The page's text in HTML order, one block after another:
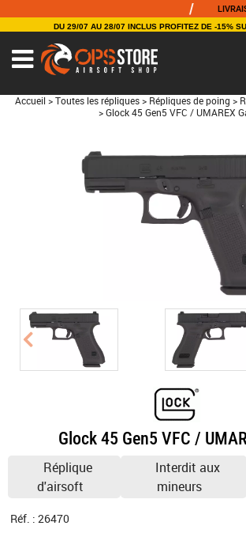
LIVRAISON
DU 29/07 AU 28/07 INCLUS PROFITEZ DE -15%
Accueil > Toutes les répliques > Répliques de poing >
> Glock 45 Gen5 VFC / UMAREX
Glock 45 Gen5 VFC /
Réplique
d'airsoft
Interdit aux
mineurs
Réf. : 26470